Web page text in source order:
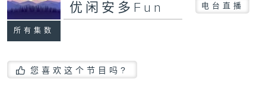
所有集数
优闲安多Fun 电台直播
您喜欢这个节目吗?